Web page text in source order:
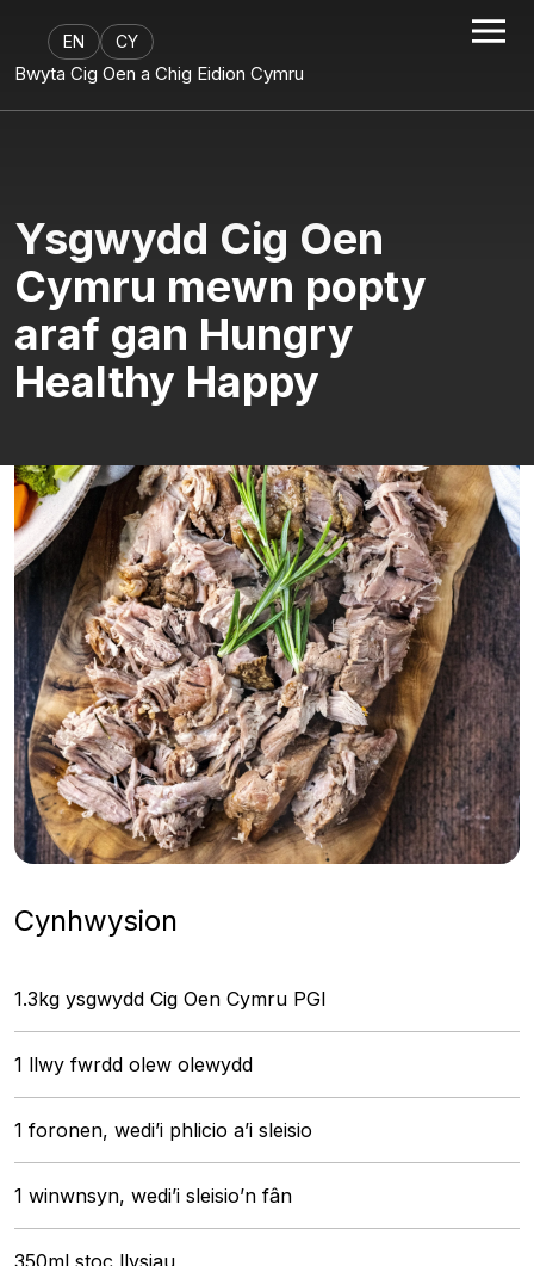
EN CY
Bwyta Cig Oen a Chig Eidion Cymru
Ysgwydd Cig Oen
Cymru mewn popty
araf gan Hungry
Healthy Happy
Cynhwysion
1.3kg ysgwydd Cig Oen Cymru PGI
1 llwy fwrdd olew olewydd
1 foronen, wedi’i phlicio a’i sleisio
1 winwnsyn, wedi’i sleisio’n fân
350ml stoc llysiau